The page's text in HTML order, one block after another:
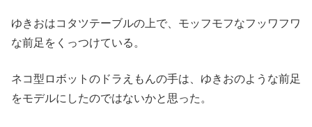
ゆきおはコタツテーブルの上で、モッフモフなフッワフワ
な前足をくっつけている。
ネコ型ロボットのドラえもんの手は、ゆきおのような前足
をモデルにしたのではないかと思った。